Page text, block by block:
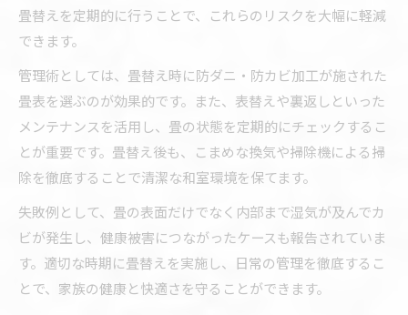
畳替えを定期的に行うことで、これらのリスクを大幅に軽減
できます。
管理術としては、畳替え時に防ダニ・防カビ加工が施された
畳表を選ぶのが効果的です。また、表替えや裏返しといった
メンテナンスを活用し、畳の状態を定期的にチェックするこ
とが重要です。畳替え後も、こまめな換気や掃除機による掃
除を徹底することで清潔な和室環境を保てます。
失敗例として、畳の表面だけでなく内部まで湿気が及んでカ
ビが発生し、健康被害につながったケースも報告されていま
す。適切な時期に畳替えを実施し、日常の管理を徹底するこ
とで、家族の健康と快適さを守ることができます。